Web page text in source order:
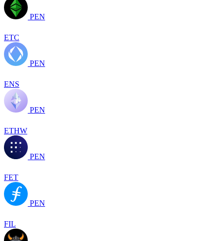
PEN
ETC
PEN
ENS
PEN
ETHW
PEN
FET
PEN
FIL